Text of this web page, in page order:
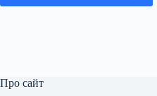
Про сайт